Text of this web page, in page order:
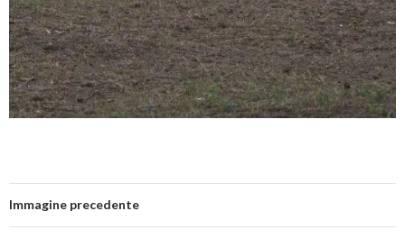
Immagine precedente